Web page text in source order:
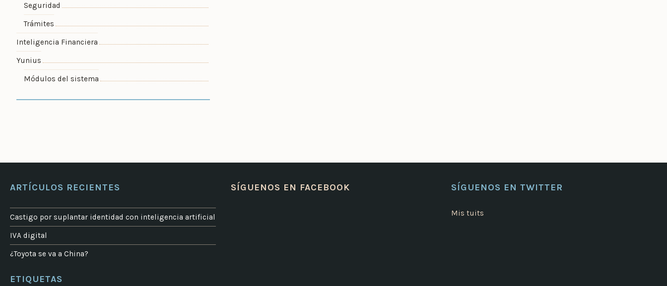
Seguridad
Trámites
Inteligencia Financiera
Yunius
Módulos del sistema
ARTÍCULOS RECIENTES
Castigo por suplantar identidad con inteligencia artificial
IVA digital
¿Toyota se va a China?
ETIQUETAS
SÍGUENOS EN FACEBOOK SÍGUENOS EN TWITTER
Mis tuits